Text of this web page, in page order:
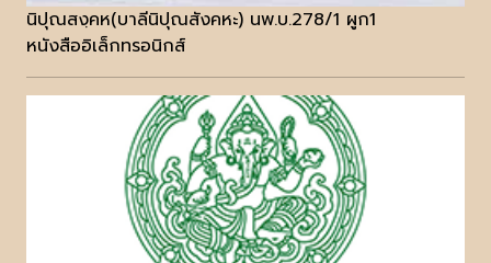
นิปุณสงฺคห(บาลีนิปุณสังคหะ) นพ.บ.278/1 ผูก1
หนังสืออิเล็กทรอนิกส์